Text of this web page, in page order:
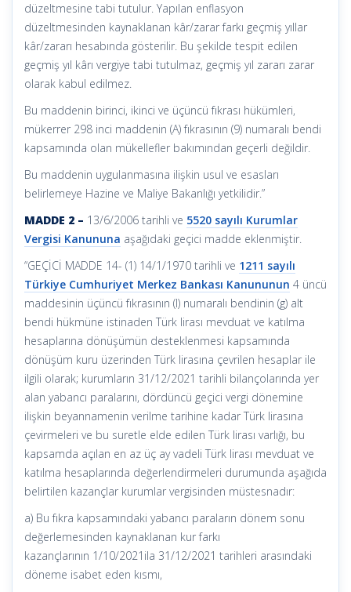
düzeltmesine tabi tutulur. Yapılan enflasyon
düzeltmesinden kaynaklanan kâr/zarar farkı geçmiş yıllar
kâr/zararı hesabında gösterilir. Bu şekilde tespit edilen
geçmiş yıl kârı vergiye tabi tutulmaz, geçmiş yıl zararı zarar
olarak kabul edilmez.
Bu maddenin birinci, ikinci ve üçüncü fıkrası hükümleri,
mükerrer 298 inci maddenin (A) fıkrasının (9) numaralı bendi
kapsamında olan mükellefler bakımından geçerli değildir.
Bu maddenin uygulanmasına ilişkin usul ve esasları
belirlemeye Hazine ve Maliye Bakanlığı yetkilidir.”
MADDE 2 – 13/6/2006 tarihli ve 5520 sayılı Kurumlar
Vergisi Kanununa aşağıdaki geçici madde eklenmiştir.
“GEÇİCİ MADDE 14- (1) 14/1/1970 tarihli ve 1211 sayılı
Türkiye Cumhuriyet Merkez Bankası Kanununun 4 üncü
maddesinin üçüncü fıkrasının (I) numaralı bendinin (g) alt
bendi hükmüne istinaden Türk lirası mevduat ve katılma
hesaplarına dönüşümün desteklenmesi kapsamında
dönüşüm kuru üzerinden Türk lirasına çevrilen hesaplar ile
ilgili olarak; kurumların 31/12/2021 tarihli bilançolarında yer
alan yabancı paralarını, dördüncü geçici vergi dönemine
ilişkin beyannamenin verilme tarihine kadar Türk lirasına
çevirmeleri ve bu suretle elde edilen Türk lirası varlığı, bu
kapsamda açılan en az üç ay vadeli Türk lirası mevduat ve
katılma hesaplarında değerlendirmeleri durumunda aşağıda
belirtilen kazançlar kurumlar vergisinden müstesnadır:
a) Bu fıkra kapsamındaki yabancı paraların dönem sonu
değerlemesinden kaynaklanan kur farkı
kazançlarının 1/10/2021ila 31/12/2021 tarihleri arasındaki
döneme isabet eden kısmı,